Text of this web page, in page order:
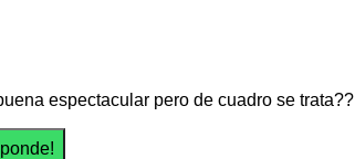
espectacular pero de cuadro se trata??